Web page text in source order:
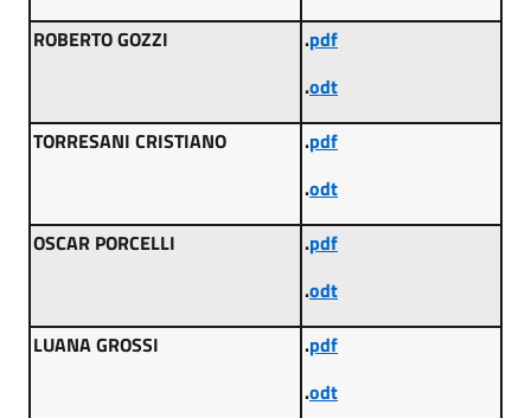
ROBERTO GOZZI
.pdf
.odt
TORRESANI CRISTIANO
.pdf
.odt
OSCAR PORCELLI
.pdf
.odt
LUANA GROSSI
.pdf
.odt